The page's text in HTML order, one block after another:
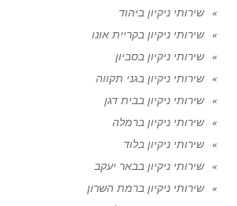
שירותי ניקיון ביהוד
שירותי ניקיון בקריית אונו
שירותי ניקיון בסביון
שירותי ניקיון בגני תקווה
שירותי ניקיון בבית דגן
שירותי ניקיון ברמלה
שירותי ניקיון בלוד
שירותי ניקיון בבאר יעקב
שירותי ניקיון ברמת השרון